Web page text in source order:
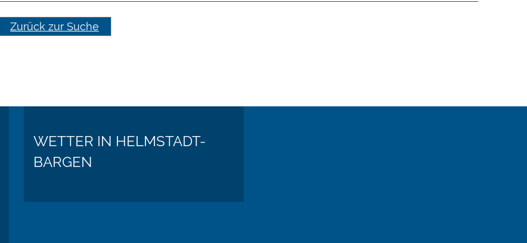
Zurück zur Suche
WETTER IN HELMSTADT-
BARGEN